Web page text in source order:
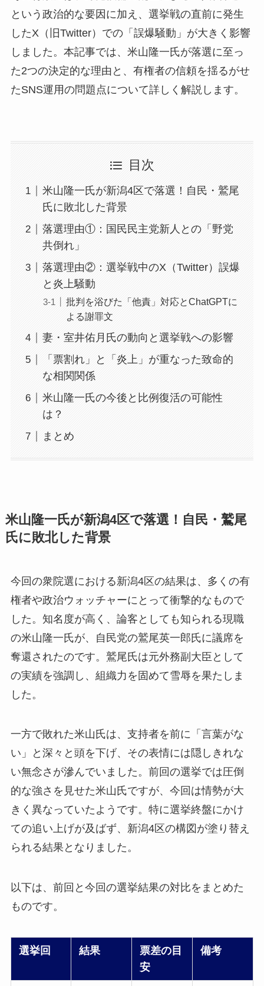
という政治的な要因に加え、選挙戦の直前に発生
したX（旧Twitter）での「誤爆騒動」が大きく影響
しました。本記事では、米山隆一氏が落選に至っ
た2つの決定的な理由と、有権者の信頼を揺るがせ
たSNS運用の問題点について詳しく解説します。
目次
米山隆一氏が新潟4区で落選！自民・鷲尾
氏に敗北した背景
落選理由①：国民民主党新人との「野党
共倒れ」
落選理由②：選挙戦中のX（Twitter）誤爆
と炎上騒動
批判を浴びた「他責」対応とChatGPTに
よる謝罪文
妻・室井佑月氏の動向と選挙戦への影響
「票割れ」と「炎上」が重なった致命的
な相関関係
米山隆一氏の今後と比例復活の可能性
は？
まとめ
米山隆一氏が新潟4区で落選！自民・鷲尾
氏に敗北した背景
今回の衆院選における新潟4区の結果は、多くの有
権者や政治ウォッチャーにとって衝撃的なもので
した。知名度が高く、論客としても知られる現職
の米山隆一氏が、自民党の鷲尾英一郎氏に議席を
奪還されたのです。鷲尾氏は元外務副大臣として
の実績を強調し、組織力を固めて雪辱を果たしま
した。
一方で敗れた米山氏は、支持者を前に「言葉がな
い」と深々と頭を下げ、その表情には隠しきれな
い無念さが滲んでいました。前回の選挙では圧倒
的な強さを見せた米山氏ですが、今回は情勢が大
きく異なっていたようです。特に選挙終盤にかけ
ての追い上げが及ばず、新潟4区の構図が塗り替え
られる結果となりました。
以下は、前回と今回の選挙結果の対比をまとめた
ものです。
選挙回 結果
票差の目
安
備考